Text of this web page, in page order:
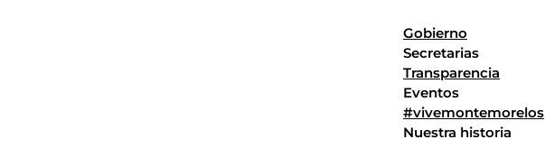
Gobierno
Secretarias
Transparencia
Eventos
#vivemontemorelos
Nuestra historia